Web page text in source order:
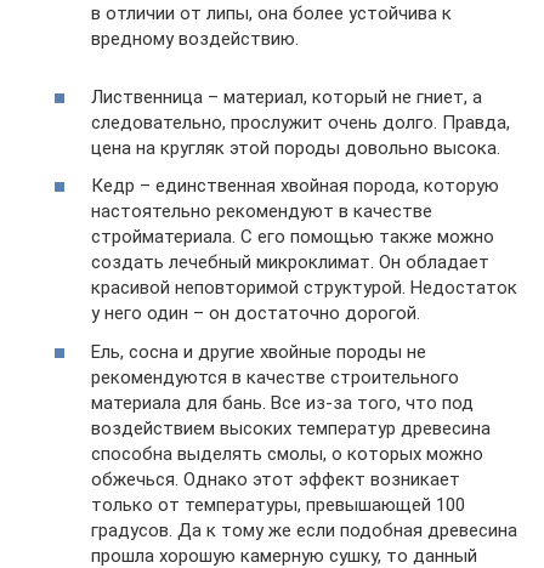
в отличии от липы, она более устойчива к
вредному воздействию.
Лиственница – материал, который не гниет, а
следовательно, прослужит очень долго. Правда,
цена на кругляк этой породы довольно высока.
Кедр – единственная хвойная порода, которую
настоятельно рекомендуют в качестве
стройматериала. С его помощью также можно
создать лечебный микроклимат. Он обладает
красивой неповторимой структурой. Недостаток
у него один – он достаточно дорогой.
Ель, сосна и другие хвойные породы не
рекомендуются в качестве строительного
материала для бань. Все из-за того, что под
воздействием высоких температур древесина
способна выделять смолы, о которых можно
обжечься. Однако этот эффект возникает
только от температуры, превышающей 100
градусов. Да к тому же если подобная древесина
прошла хорошую камерную сушку, то данный